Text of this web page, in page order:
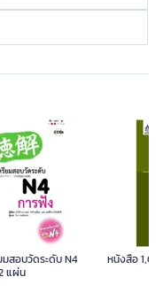
สอบวัดระดับ N4
แผ่น
หนังสือ